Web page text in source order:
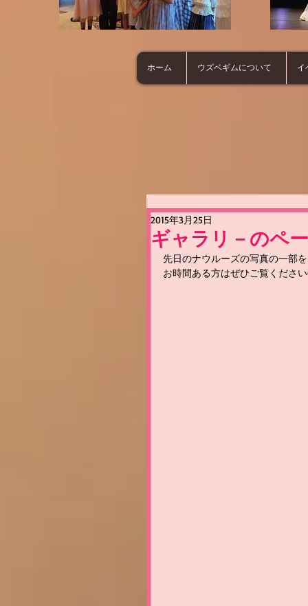
ホーム ウズベギムについて イ
ギャラリ－のペ
2015年3月25日
先日のナウルーズの写真の一部を
お時間ある方はぜひご覧くださ